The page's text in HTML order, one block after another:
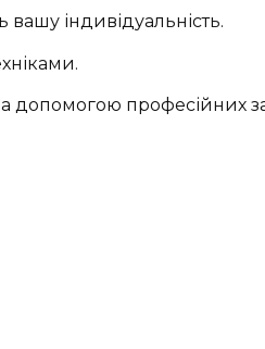
індивідуальність.
допомогою професійних